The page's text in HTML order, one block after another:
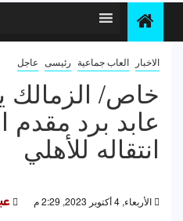
الاخبار العاب جماعية رئيسى عاجل
خاص/
عابد برد مقدم
انتقاله للأهلي
الأربعاء, 4 أكتوبر 2023, 2:29 م